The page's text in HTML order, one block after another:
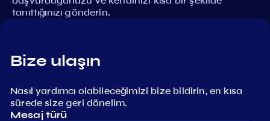
tanıttığınızı gönderin.
Bize ulaşın
Nasıl yardımcı olabileceğimizi bize bildirin, en kısa
sürede size geri dönelim.
Mesaj türü